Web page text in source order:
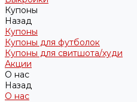
Купоны
Назад
Купоны
Купоны для футболок
Купоны для свитшота/худи
Акции
О нас
Назад
О нас